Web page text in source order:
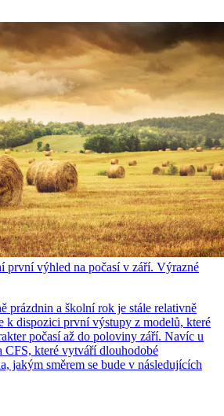
první výhled na počasí v září. Výrazné
prázdnin a školní rok je stále relativně
k dispozici první výstupy z modelů, které
počasí až do poloviny září. Navíc u
které vytváří dlouhodobé
jakým směrem se bude v následujících